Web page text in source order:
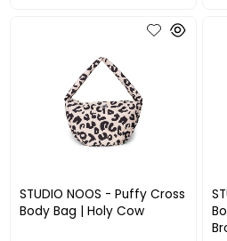
STUDIO NOOS - Puffy Cross
Body Bag | Holy Cow